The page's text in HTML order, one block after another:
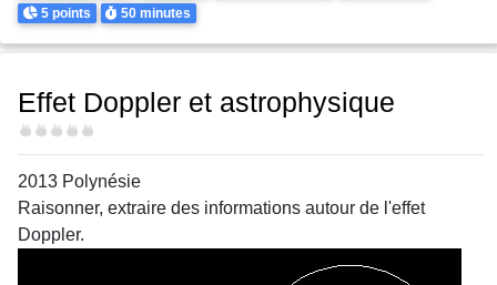
Points
5 points Durée
50 minutes
Effet Doppler et astrophysique
Difficulté
2013 Polynésie
Raisonner, extraire des informations autour de l'effet
Doppler.